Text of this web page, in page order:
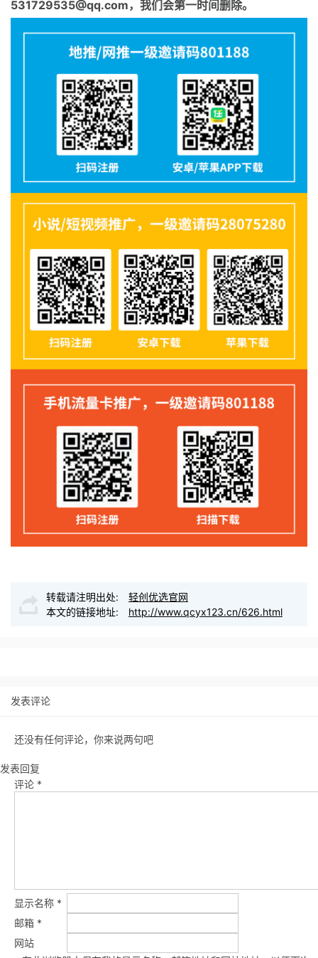
531729535@qq.com，我们会第一时间删除。
转载请注明出处:
轻创优选官网
本文的链接地址:
http://www.qcyx123.cn/626.html
发表评论
还没有任何评论，你来说两句吧
发表回复
评论 *
显示名称 *
邮箱 *
网站